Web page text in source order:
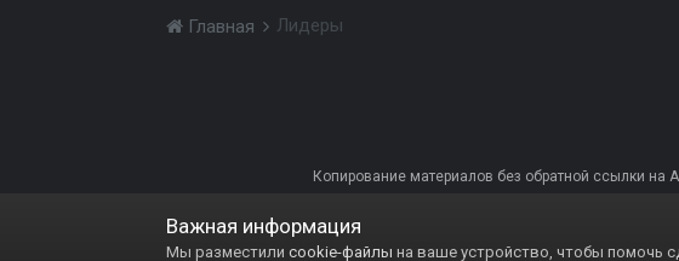
Главная Лидеры
Копирование материалов без обратной ссылки на
Важная информация
Мы разместили cookie-файлы на ваше устройство, чтобы помочь